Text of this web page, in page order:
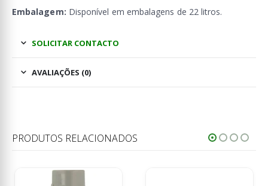
Embalagem: Disponível em embalagens de 22 litros.
SOLICITAR CONTACTO
AVALIAÇÕES (0)
PRODUTOS RELACIONADOS